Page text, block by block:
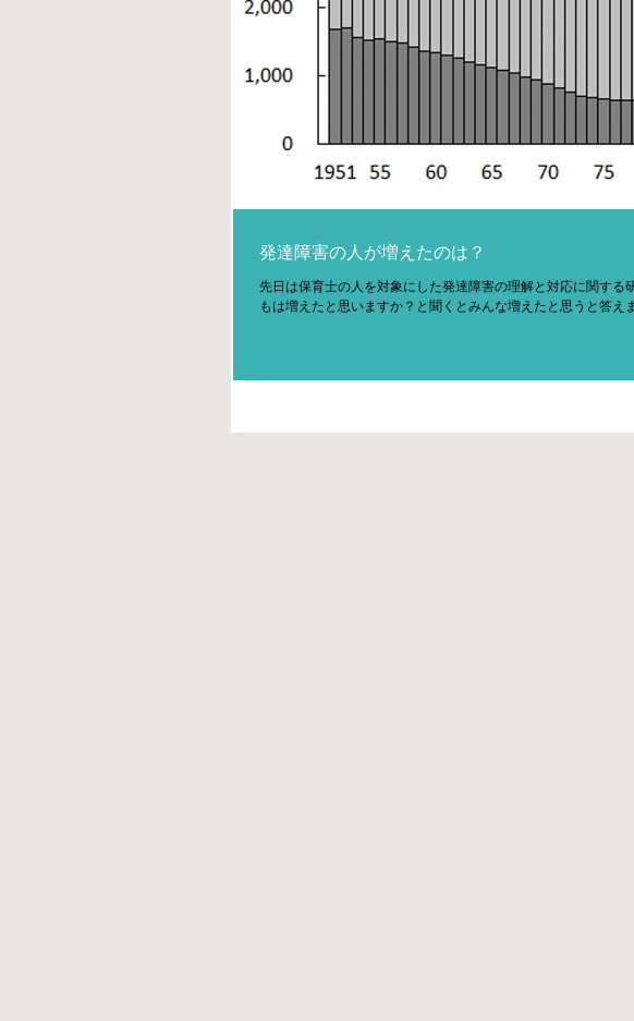
発達障害の人が増えたのは？
先日は保育士の人を対象にした発達障害の理解と対応に関する
もは増えたと思いますか？と聞くとみんな増えたと思うと答